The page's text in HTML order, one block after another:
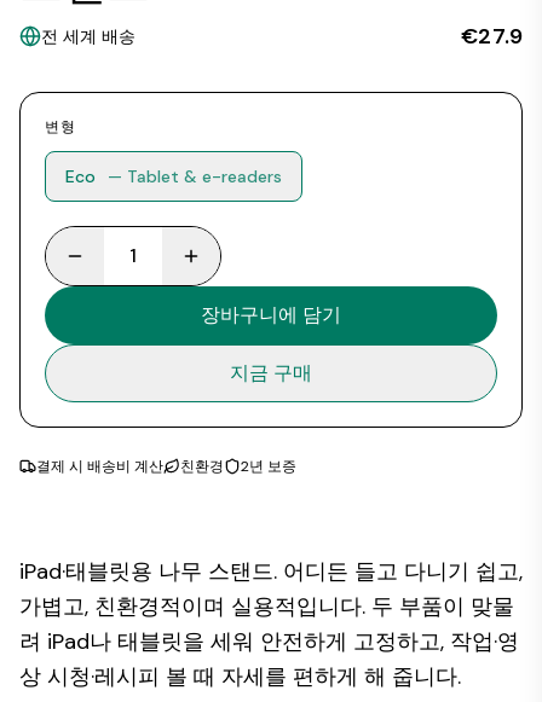
전 세계 배송 €27.9
변형
Eco — Tablet & e-readers
1
장바구니에 담기
지금 구매
결제 시 배송비 계산 친환경 2년 보증
iPad·태블릿용 나무 스탠드. 어디든 들고 다니기 쉽고,
가볍고, 친환경적이며 실용적입니다. 두 부품이 맞물
려 iPad나 태블릿을 세워 안전하게 고정하고, 작업·영
상 시청·레시피 볼 때 자세를 편하게 해 줍니다.